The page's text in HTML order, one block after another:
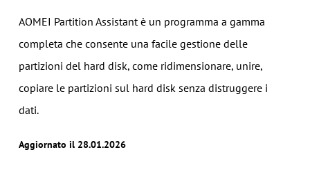
AOMEI Partition Assistant è un programma a gamma
completa che consente una facile gestione delle
partizioni del hard disk, come ridimensionare, unire,
copiare le partizioni sul hard disk senza distruggere i
dati.
Aggiornato il 28.01.2026